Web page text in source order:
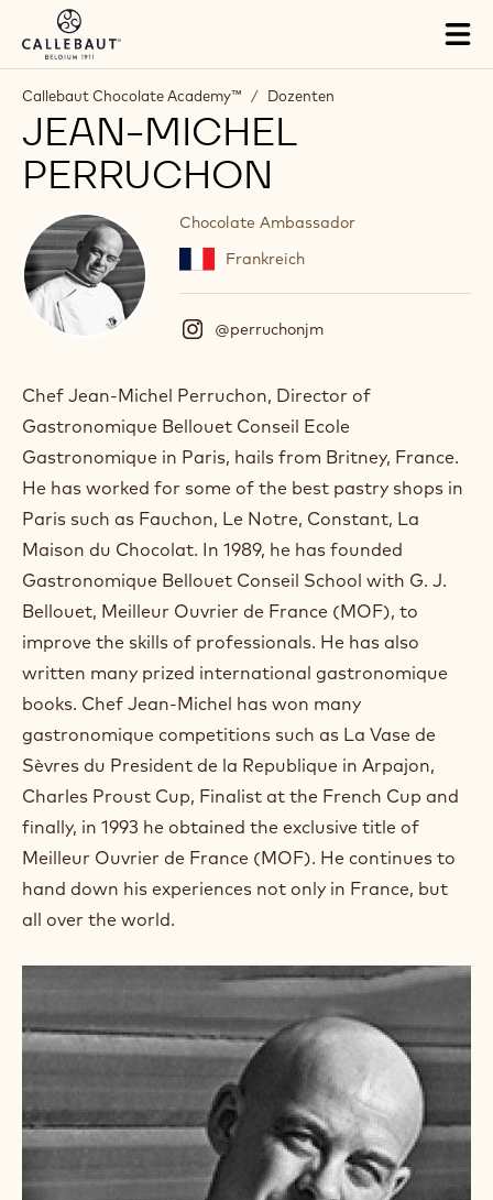
Skip to main content
Callebaut Chocolate Academy™ / Dozenten
JEAN-MICHEL
PERRUCHON
Chocolate Ambassador
Frankreich
@perruchonjm
s
a
g
a
m
.
O
e
n
i
n
n
e
w
i
n
o
Chef Jean-Michel Perruchon, Director of
Gastronomique Bellouet Conseil Ecole
Gastronomique in Paris, hails from Britney, France.
He has worked for some of the best pastry shops in
Paris such as Fauchon, Le Notre, Constant, La
Maison du Chocolat. In 1989, he has founded
Gastronomique Bellouet Conseil School with G. J.
Bellouet, Meilleur Ouvrier de France (MOF), to
improve the skills of professionals. He has also
written many prized international gastronomique
books. Chef Jean-Michel has won many
gastronomique competitions such as La Vase de
Sèvres du President de la Republique in Arpajon,
Charles Proust Cup, Finalist at the French Cup and
finally, in 1993 he obtained the exclusive title of
Meilleur Ouvrier de France (MOF). He continues to
hand down his experiences not only in France, but
all over the world.